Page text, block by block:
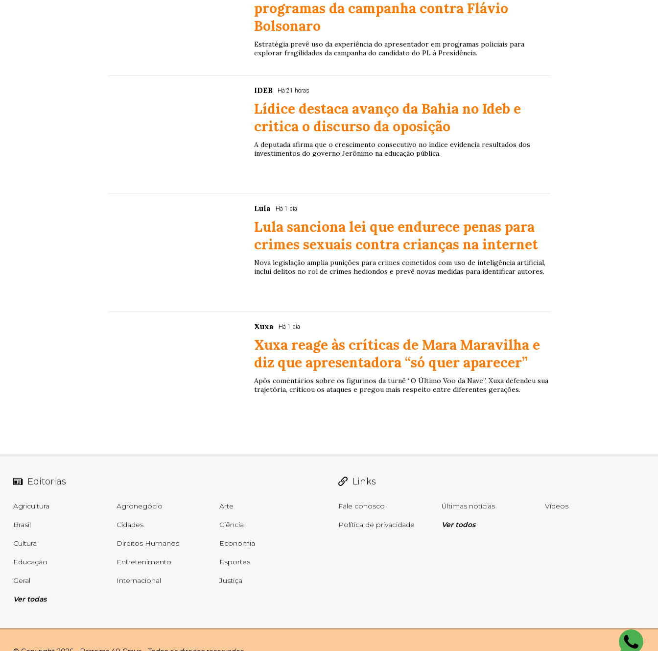
programas da campanha contra Flávio
Bolsonaro
Estratégia prevê uso da experiência do apresentador em programas policiais para
explorar fragilidades da campanha do candidato do PL à Presidência.
IDEB Há 21 horas
Lídice destaca avanço da Bahia no Ideb e
critica o discurso da oposição
A deputada afirma que o crescimento consecutivo no índice evidencia resultados dos
investimentos do governo Jerônimo na educação pública.
Lula Há 1 dia
Lula sanciona lei que endurece penas para
crimes sexuais contra crianças na internet
Nova legislação amplia punições para crimes cometidos com uso de inteligência artificial,
inclui delitos no rol de crimes hediondos e prevê novas medidas para identificar autores.
Xuxa Há 1 dia
Xuxa reage às críticas de Mara Maravilha e
diz que apresentadora “só quer aparecer”
Após comentários sobre os figurinos da turnê “O Último Voo da Nave”, Xuxa defendeu sua
trajetória, criticou os ataques e pregou mais respeito entre diferentes gerações.
Editorias
Agricultura Agronegócio Arte
Brasil Cidades Ciência
Cultura Direitos Humanos Economia
Educação Entretenimento Esportes
Geral Internacional Justiça
Ver todas
Links
Fale conosco Últimas notícias Vídeos
Política de privacidade Ver todos